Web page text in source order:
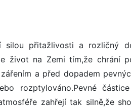
přitažlivosti a rozličný
život na Zemi tím,že chrání
a před dopadem
rozptylováno.Pevné
zahřejí tak silně,že